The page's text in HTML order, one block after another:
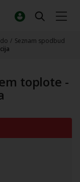
/ Seznam spodbud
toplote -